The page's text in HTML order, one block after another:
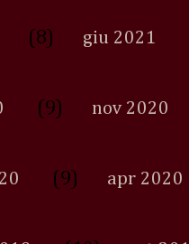
(8) giu 2021
(9) nov 2020
(9) apr 2020